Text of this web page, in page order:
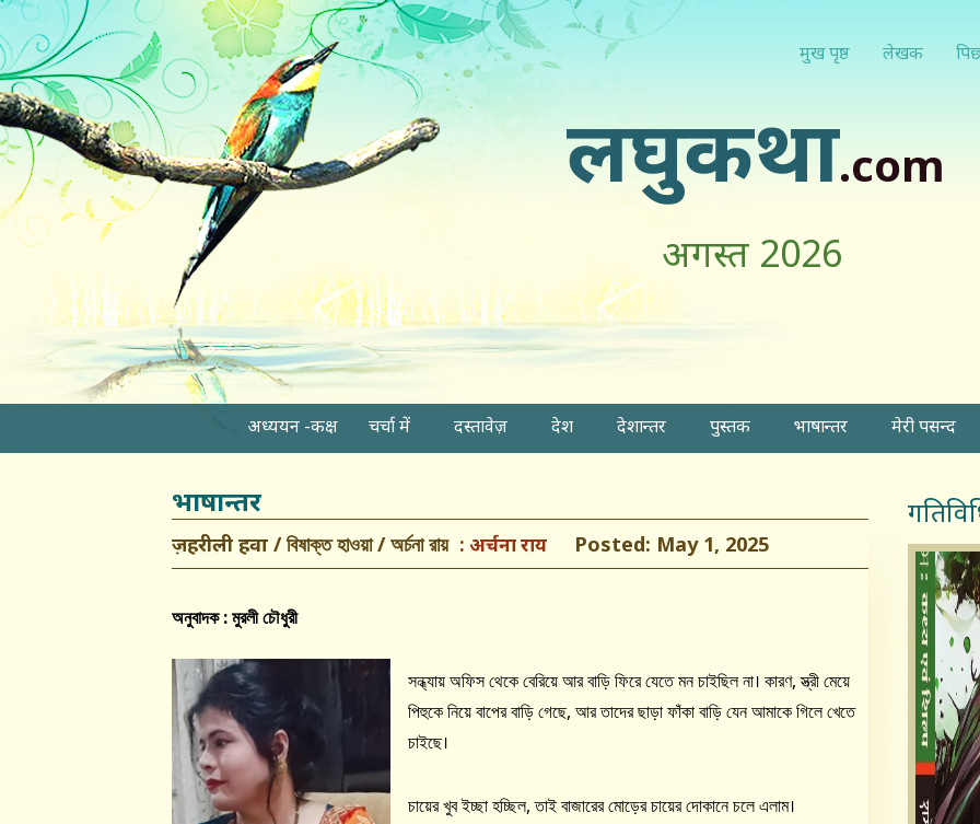
मुख पृष्ठ लेखक
लघुकथा.com
अगस्त 2026
अध्ययन -कक्ष चर्चा में दस्तावेज़ देश देशान्तर पुस्तक भाषान्तर मेरी पसन्द
भाषान्तर
ज़हरीली हवा / বিষাক্ত হাওয়া / অর্চনা রায় अर्चना राय Posted: May 1, 2025
অনুবাদক : মুরলী চৌধুরী
সন্ধ্যায় অফিস থেকে বেরিয়ে আর বাড়ি ফিরে যেতে মন চাইছিল না। কারণ, স্ত্রী মেয়ে
পিহুকে নিয়ে বাপের বাড়ি গেছে, আর তাদের ছাড়া ফাঁকা বাড়ি যেন আমাকে গিলে খেতে
চাইছে।
চায়ের খুব ইচ্ছা হচ্ছিল, তাই বাজারের মোড়ের চায়ের দোকানে চলে এলাম।